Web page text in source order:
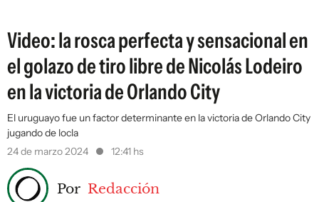
Video: la rosca perfecta y sensacional en
el golazo de tiro libre de Nicolás Lodeiro
en la victoria de Orlando City
El uruguayo fue un factor determinante en la victoria de Orlando City
jugando de locla
24 de marzo 2024
12:41 hs
Por Redacción